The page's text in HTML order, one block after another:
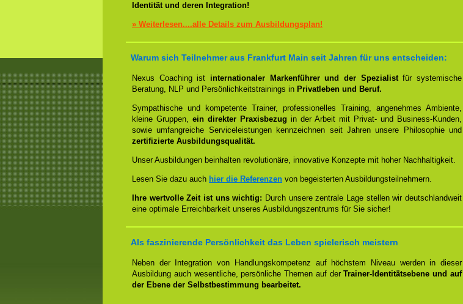
Identität und deren Integration!
» Weiterlesen....alle Details zum Ausbildungsplan!
Warum sich Teilnehmer aus Frankfurt Main seit Jahren für uns entscheiden:
Nexus Coaching ist internationaler Markenführer und der Spezialistfür systemische
Beratung, NLP und Persönlichkeitstrainings in Privatleben und Beruf.
Sympathische und kompetente Trainer, professionelles Training, angenehmes Ambiente,
kleine Gruppen, ein direkter Praxisbezug in der Arbeit mit Privat- und Business-Kunden,
sowie umfangreiche Serviceleistungen kennzeichnen seit Jahren unsere Philosophie und
zertifizierte Ausbildungsqualität.
Unser Ausbildungen beinhalten revolutionäre, innovative Konzepte mit hoher Nachhaltigkeit.
Lesen Sie dazu auch hier die Referenzen von begeisterten Ausbildungsteilnehmern.
Ihre wertvolle Zeit ist uns wichtig: Durch unsere zentrale Lage stellen wir deutschlandweit
eine optimale Erreichbarkeit unseres Ausbildungszentrums für Sie sicher!
Als faszinierende Persönlichkeit das Leben spielerisch meistern
Neben der Integration von Handlungskompetenz auf höchstem Niveau werden in dieser
Ausbildung auch wesentliche, persönliche Themen auf derTrainer-Identitätsebene und auf
der Ebene der Selbstbestimmung bearbeitet.